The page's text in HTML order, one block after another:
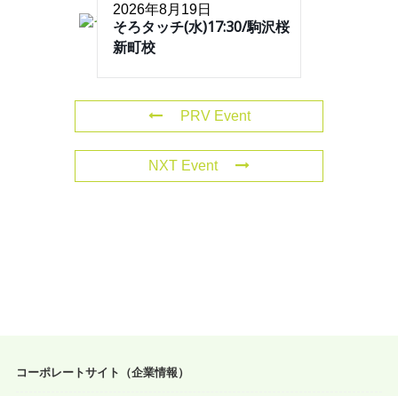
2026年8月19日
そろタッチ(水)17:30/駒沢桜
新町校
PRV Event
NXT Event
コーポレートサイト（企業情報）